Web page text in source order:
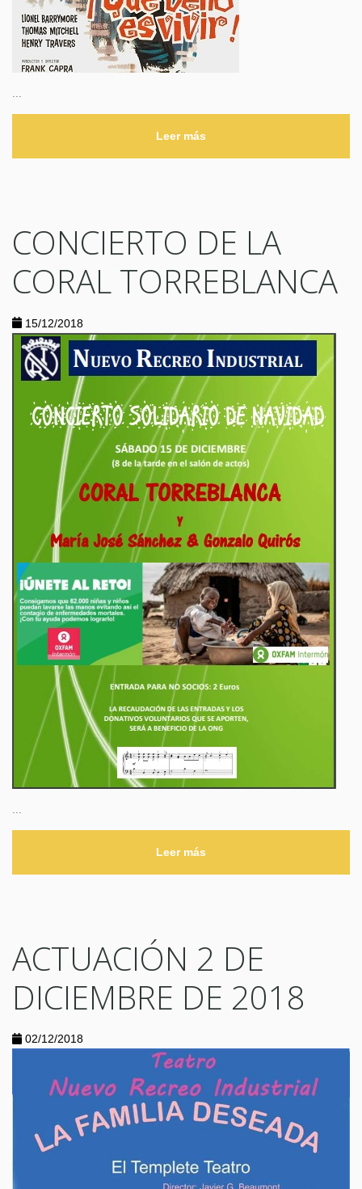
...
Leer más
CONCIERTO DE LA
CORAL TORREBLANCA
15/12/2018
Leer más
ACTUACIÓN 2 DE
DICIEMBRE DE 2018
02/12/2018